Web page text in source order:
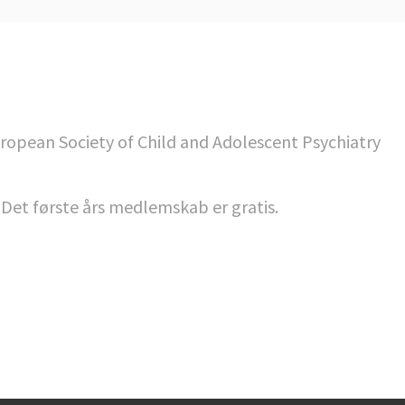
Society of Child and Adolescent Psychiatry
første års medlemskab er gratis.